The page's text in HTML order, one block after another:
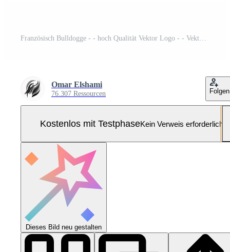
Französisch Bulldogge - - hoch Qualität Vektor Logo - - Vektor Illustration Ideal zum T-Shirt Grafik Pro-Vektor und Pro-SVG
Omar Elshami
76.307 Ressourcen Folgen
Kostenlos mit TestphaseKein Verweis erforderlich
Dieses Bild neu gestalten